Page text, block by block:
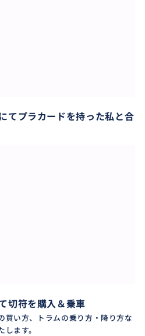
、お会いできた後すぐに手
住所など
きさと個数
てプラカードを持った私と合
切符を購入＆乗車
買い方、トラムの乗り方・降り方な
します。